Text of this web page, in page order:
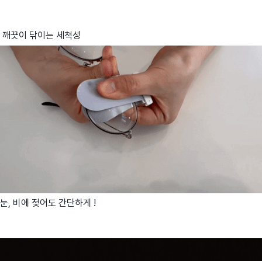
깨끗이 닦이는 세척성
눈, 비에 젖어도 간단하게 !